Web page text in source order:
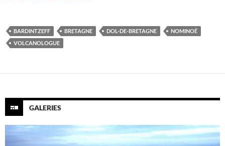
BARDINTZEFF BRETAGNE DOL-DE-BRETAGNE
NOMINOË
VOLCANOLOGUE
GALERIES